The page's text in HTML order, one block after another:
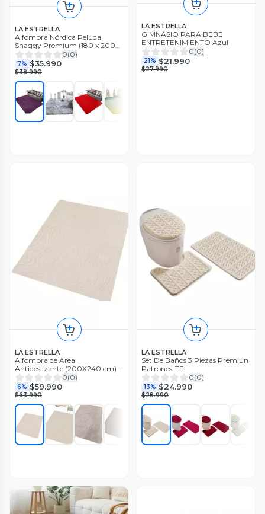
LA ESTRELLA
Alfombra Nórdica Peluda
Shaggy Premium (180 x 200
cm) TF
0(0)
7% $35.990
$38.990
LA ESTRELLA
GIMNASIO PARA BEBE
ENTRETENIMIENTO Azul
0(0)
21% $21.990
$27.990
LA ESTRELLA
Alfombra de Área
Antideslizante (200X240 cm) -
Resistencia y Confort CSM
0(0)
6% $59.990
$63.990
LA ESTRELLA
Set De Baños 3 Piezas Premiun
Patrones-TF.
0(0)
13% $24.990
$28.990